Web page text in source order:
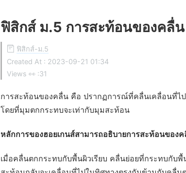
ฟิสิกส์ ม.5 การสะท้อนของคลื่น
ฟิสิกส์-ม.5
Created At : 2023-09-21 01:34
Views 👀 :31
การสะท้อนของคลื่น คือ ปรากฏการณ์ที่คลื่นเคลื่อนที่ไ
โดยที่มุมตกกระทบจะเท่ากับมุมสะท้อน
หลักการของฮอยเกนส์สามารถอธิบายการสะท้อนของ
เมื่อคลื่นตกกระทบกับพื้นผิวเรียบ คลื่นย่อยที่กระทบกับ